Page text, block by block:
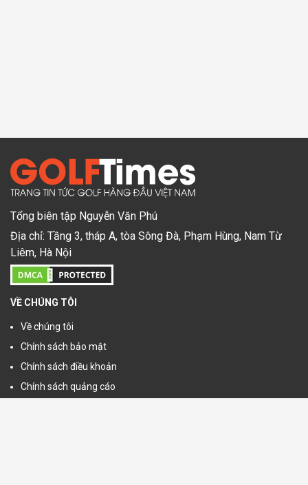
Tổng biên tập Nguyễn Văn Phú
Địa chỉ: Tầng 3, tháp A, tòa Sông Đà, Phạm Hùng, Nam Từ
Liêm, Hà Nội
VỀ CHÚNG TÔI
Về chúng tôi
Chính sách bảo mật
Chính sách điều khoản
Chính sách quảng cáo